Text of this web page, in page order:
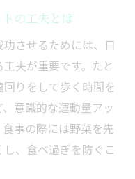
々の小さな積み重
の秘訣
するダイエット習
ダイエットを続け
スフリーシェイ
の工夫とは
させるためには、日
夫が重要です。たと
りをして歩く時間を
意識的な運動量アッ
事の際には野菜を先
、食べ過ぎを防ぐこ